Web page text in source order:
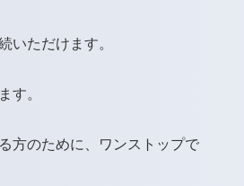
いただけます。
す。
方のために、ワンストップで